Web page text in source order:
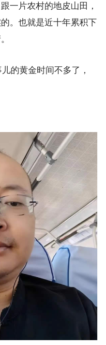
一片农村的地皮山田，
。也就是近十年累积下
的黄金时间不多了，